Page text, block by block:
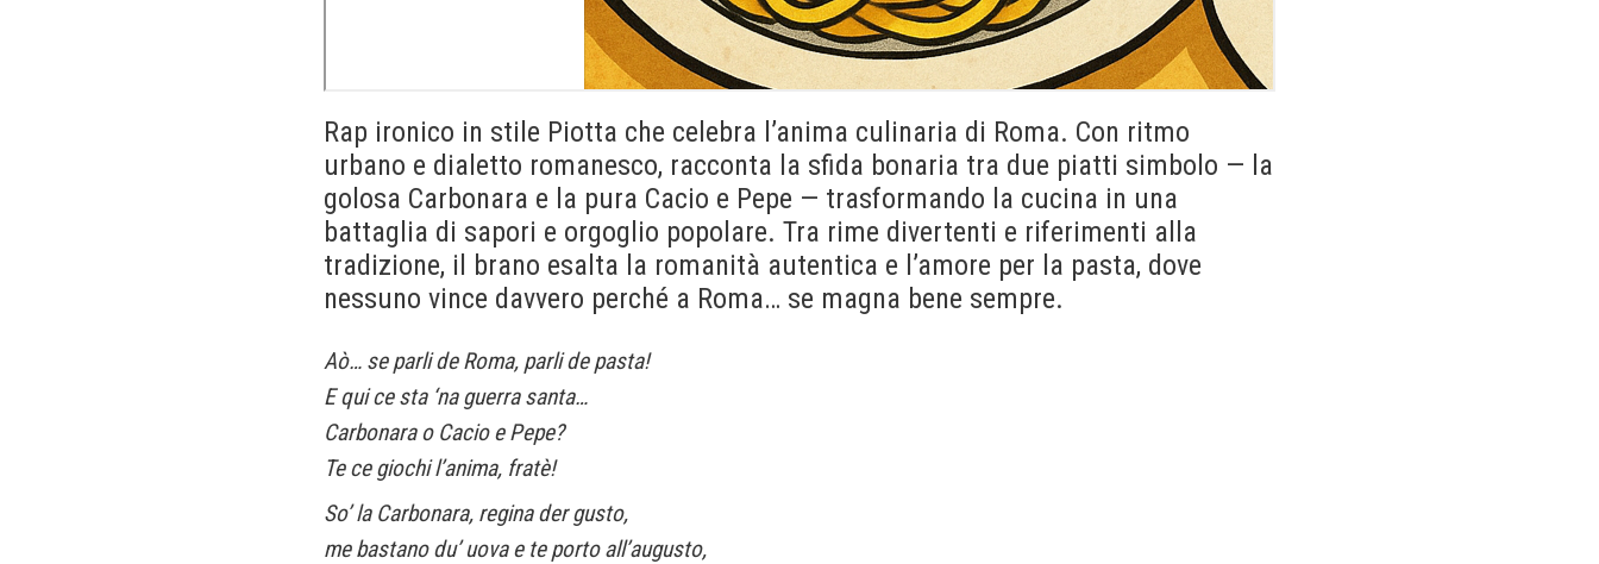
Rap ironico in stile Piotta che celebra l’anima culinaria di Roma. Con ritmo
urbano e dialetto romanesco, racconta la sfida bonaria tra due piatti simbolo — la
golosa Carbonara e la pura Cacio e Pepe — trasformando la cucina in una
battaglia di sapori e orgoglio popolare. Tra rime divertenti e riferimenti alla
tradizione, il brano esalta la romanità autentica e l’amore per la pasta, dove
nessuno vince davvero perché a Roma… se magna bene sempre.
Aò… se parli de Roma, parli de pasta!
E qui ce sta ‘na guerra santa…
Carbonara o Cacio e Pepe?
Te ce giochi l’anima, fratè!
So’ la Carbonara, regina der gusto,
me bastano du’ uova e te porto all’augusto,